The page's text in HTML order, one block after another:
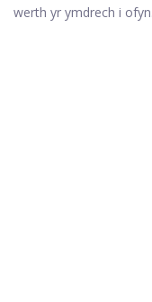
werth yr ymdrech i